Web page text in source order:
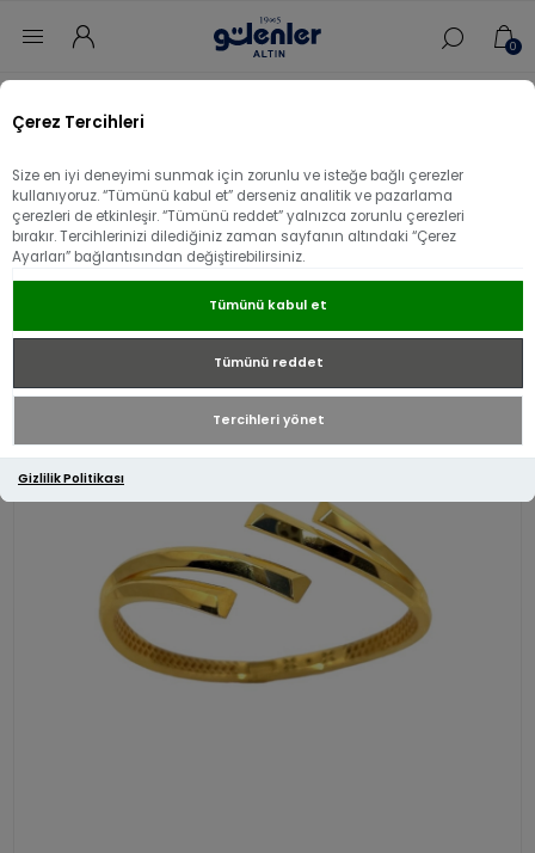
Çerez Tercihleri
Size en iyi deneyimi sunmak için zorunlu ve isteğe bağlı çerezler
kullanıyoruz. “Tümünü kabul et” derseniz analitik ve pazarlama
çerezleri de etkinleşir. “Tümünü reddet” yalnızca zorunlu çerezleri
bırakır. Tercihlerinizi dilediğiniz zaman sayfanın altındaki “Çerez
Ayarları” bağlantısından değiştirebilirsiniz.
Tümünü kabul et
Tümünü reddet
Tercihleri yönet
Gizlilik Politikası
0
22 Ayar Altın Zigzag Tasarım Kelepçe
22 Ayar Altın Zigzag Tasarım Kelepçe